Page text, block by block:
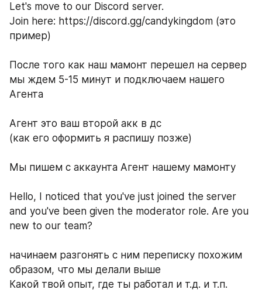
Let's move to our Discord server.
Join here: https://discord.gg/candykingdom (это
пример)
После того как наш мамонт перешел на сервер
мы ждем 5-15 минут и подключаем нашего
Агента
Агент это ваш второй акк в дс
(как его оформить я распишу позже)
Мы пишем с аккаунта Агент нашему мамонту
Hello, I noticed that you've just joined the server
and you've been given the moderator role. Are you
new to our team?
начинаем разгонять с ним переписку похожим
образом, что мы делали выше
Какой твой опыт, где ты работал и т.д. и т.п.